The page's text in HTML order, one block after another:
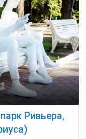
Ривьера,